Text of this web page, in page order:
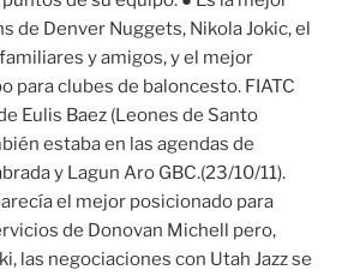
de Denver Nuggets, Nikola Jokic, el
y amigos, y el mejor
para clubes de baloncesto. FIATC
Eulis Baez (Leones de Santo
estaba en las agendas de
y Lagun Aro GBC.(23/10/11).
el mejor posicionado para
de Donovan Michell pero,
las negociaciones con Utah Jazz se